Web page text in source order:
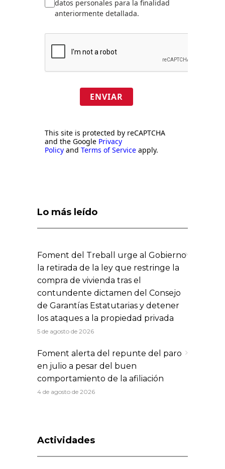
datos personales para la finalidad
anteriormente detallada.
ENVIAR
This site is protected by reCAPTCHA
and the Google Privacy
Policy and Terms of Service apply.
Lo más leído
Foment del Treball urge al Gobierno
la retirada de la ley que restringe la
compra de vivienda tras el
contundente dictamen del Consejo
de Garantías Estatutarias y detener
los ataques a la propiedad privada
5 de agosto de 2026
Foment alerta del repunte del paro
en julio a pesar del buen
comportamiento de la afiliación
4 de agosto de 2026
Actividades